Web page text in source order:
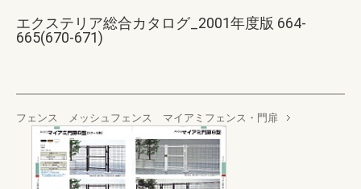
エクステリア総合カタログ_2001年度版 664-
665(670-671)
フェンス メッシュフェンス マイアミフェンス・門扉